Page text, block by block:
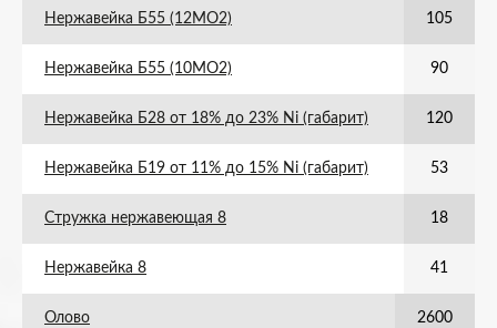
Нержавейка Б55 (12МО2) 105
Нержавейка Б55 (10МО2) 90
Нержавейка Б28 от 18% до 23% Ni (габарит) 120
Нержавейка Б19 от 11% до 15% Ni (габарит) 53
Стружка нержавеющая 8 18
Нержавейка 8 41
Олово 2600